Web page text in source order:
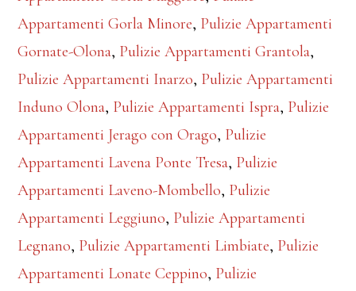
Appartamenti Gorla Minore, Pulizie Appartamenti
Gornate-Olona, Pulizie Appartamenti Grantola,
Pulizie Appartamenti Inarzo, Pulizie Appartamenti
Induno Olona, Pulizie Appartamenti Ispra, Pulizie
Appartamenti Jerago con Orago, Pulizie
Appartamenti Lavena Ponte Tresa, Pulizie
Appartamenti Laveno-Mombello, Pulizie
Appartamenti Leggiuno, Pulizie Appartamenti
Legnano, Pulizie Appartamenti Limbiate, Pulizie
Appartamenti Lonate Ceppino, Pulizie